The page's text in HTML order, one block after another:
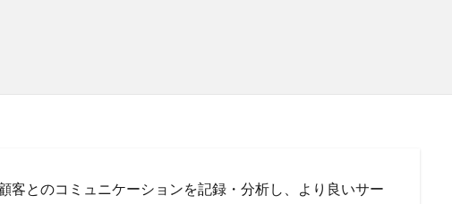
客とのコミュニケーションを記録・分析し、より良いサー